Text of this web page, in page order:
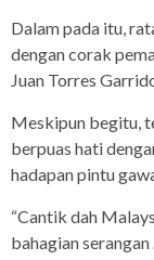
Dalam pada itu,
dengan corak
Juan Torres
Meskipun begitu,
berpuas hati
hadapan pintu
“Cantik dah
bahagian serangan